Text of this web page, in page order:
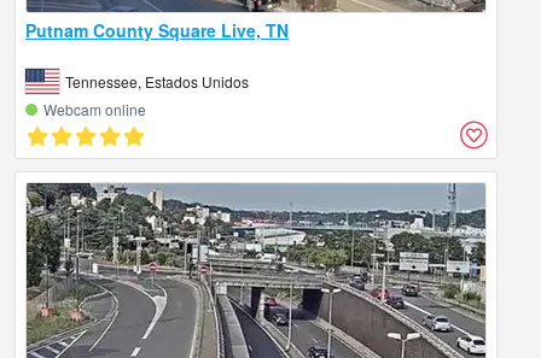
Putnam County Square Live, TN
Tennessee, Estados Unidos
Webcam online